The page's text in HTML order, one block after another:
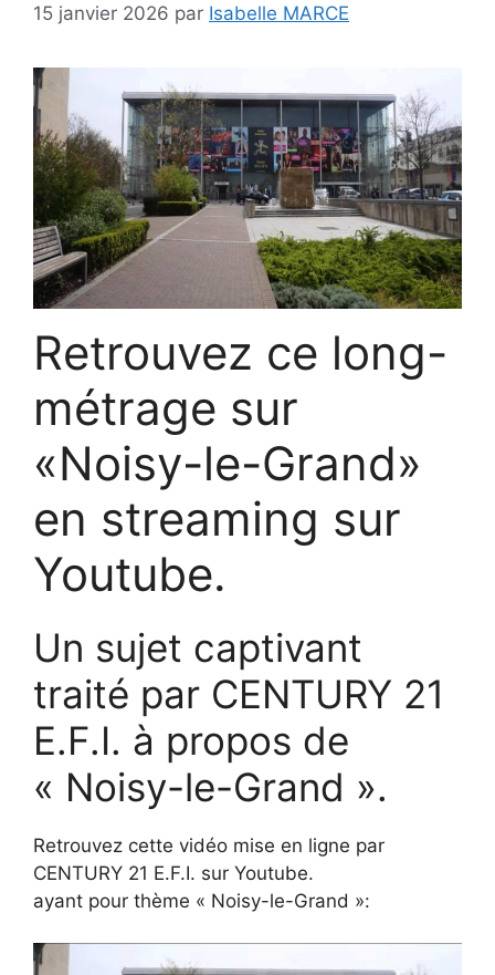
15 janvier 2026 par Isabelle MARCE
Retrouvez ce long-
métrage sur
«Noisy-le-Grand»
en streaming sur
Youtube.
Un sujet captivant
traité par CENTURY 21
E.F.I. à propos de
« Noisy-le-Grand ».
Retrouvez cette vidéo mise en ligne par
CENTURY 21 E.F.I. sur Youtube.
ayant pour thème « Noisy-le-Grand »: